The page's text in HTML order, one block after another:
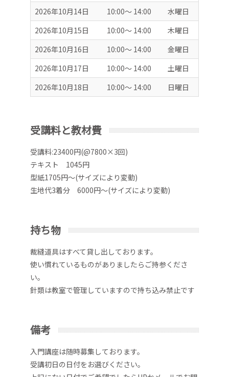
2026年10月14日
10:00～ 14:00
水曜日
2026年10月15日
10:00～ 14:00
木曜日
2026年10月16日
10:00～ 14:00
金曜日
2026年10月17日
10:00～ 14:00
土曜日
2026年10月18日
10:00～ 14:00 日曜日
受講料と教材費
受講料:23400円(@7800×3回)
テキスト 1045円
型紙1705円～(サイズにより変動)
生地代3着分 6000円～(サイズにより変動)
持ち物
裁縫道具はすべて貸し出しております。
使い慣れているものがありましたらご持参くださ
い。
針類は教室で管理していますので持ち込み禁止です
備考
入門講座は随時募集しております。
受講初日の日付をお選びください。